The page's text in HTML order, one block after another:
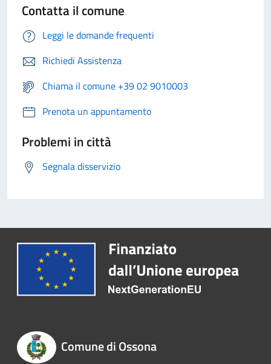
Contatta il comune
Leggi le domande frequenti
Richiedi Assistenza
Chiama il comune +39 02 9010003
Prenota un appuntamento
Problemi in città
Segnala disservizio
Comune di Ossona